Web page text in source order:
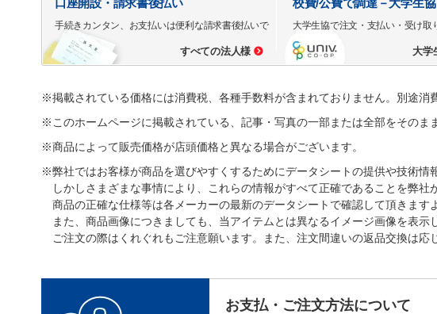
手続きカンタン、お支払いは便利な請求書後払いで
すべての法人様
大学生協で注文・支払い・受け取
大学
※掲載されている価格には消費税、各種手数料が含まれておりません。別途
※このホームページに掲載されている、記事・写真の一部または全部をその
※商品によって販売価格が店頭価格と異なる場合がございます。
※弊社ではお客様が商品を選びやすくするためにデータシートの提供や技術情
しかしさまざまな事情により、これらの情報がすべて正確であることを弊社
商品の正確な仕様等は各メーカーの最新のデータシートで確認して頂きます
また、商品画像につきましても、当アイテムとは異なるイメージ画像を表示
ご注文の際はくれぐれもご注意願います。また、注文間違いの返品交換は応
お支払・ご注文方法について